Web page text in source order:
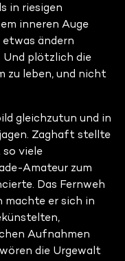
in riesigen
inneren Auge
etwas ändern
Und plötzlich die
zu leben, und nicht
gleichzutun und in
Zaghaft stellte
so viele
Amateur zum
Das Fernweh
machte er sich in
Aufnahmen
die Urgewalt